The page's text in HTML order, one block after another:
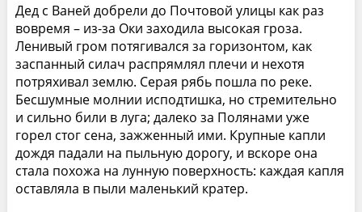
Дед с Ваней добрели до Почтовой улицы как раз
вовремя – из-за Оки заходила высокая гроза.
Ленивый гром потягивался за горизонтом, как
заспанный силач распрямлял плечи и нехотя
потряхивал землю. Серая рябь пошла по реке.
Бесшумные молнии исподтишка, но стремительно
и сильно били в луга; далеко за Полянами уже
горел стог сена, зажженный ими. Крупные капли
дождя падали на пыльную дорогу, и вскоре она
стала похожа на лунную поверхность: каждая капля
оставляла в пыли маленький кратер.